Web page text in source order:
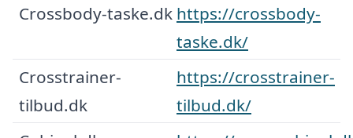
Crossbody-taske.dk https://crossbody-
taske.dk/
Crosstrainer-
tilbud.dk
https://crosstrainer-
tilbud.dk/